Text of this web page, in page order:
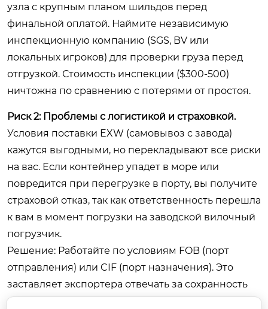
узла с крупным планом шильдов перед
финальной оплатой. Наймите независимую
инспекционную компанию (SGS, BV или
локальных игроков) для проверки груза перед
отгрузкой. Стоимость инспекции ($300-500)
ничтожна по сравнению с потерями от простоя.
Риск 2: Проблемы с логистикой и страховкой.
Условия поставки EXW (самовывоз с завода)
кажутся выгодными, но перекладывают все риски
на вас. Если контейнер упадет в море или
повредится при перегрузке в порту, вы получите
страховой отказ, так как ответственность перешла
к вам в момент погрузки на заводской вилочный
погрузчик.
Решение: Работайте по условиям FOB (порт
отправления) или CIF (порт назначения). Это
заставляет экспортера отвечать за сохранность
груза до момента передачи перевозчику или в